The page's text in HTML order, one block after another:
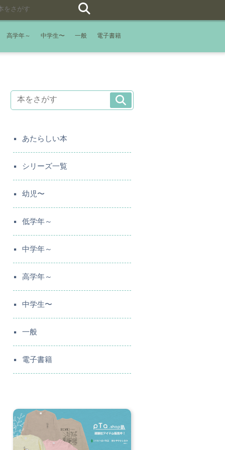
高学年～ 中学生〜 一般 電子書籍
あたらしい本
シリーズ一覧
幼児〜
低学年～
中学年～
高学年～
中学生〜
一般
電子書籍